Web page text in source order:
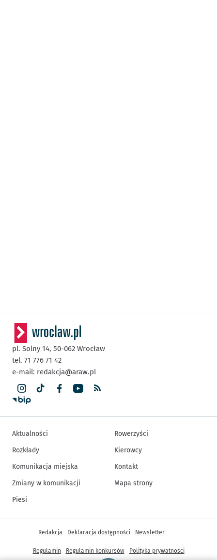
pl. Solny 14, 50-062 Wrocław
tel. 71 776 71 42
e-mail: redakcja@araw.pl
Aktualności
Rozkłady
Komunikacja miejska
Zmiany w komunikacji
Piesi
Rowerzyści
Kierowcy
Kontakt
Mapa strony
Inne informacje
Redakcja Deklaracja dostępności Newsletter
Regulamin Regulamin konkursów Polityka prywatności